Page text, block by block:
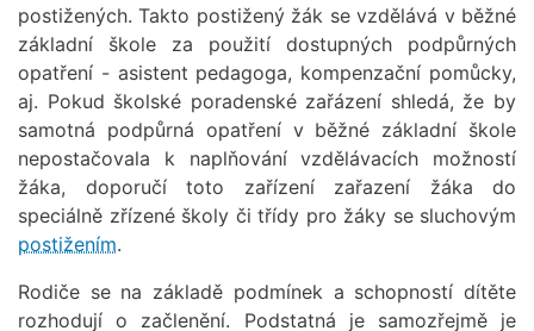
postižených. Takto postižený žák se vzdělává v běžné
základní škole za použití dostupných podpůrných
opatření - asistent pedagoga, kompenzační pomůcky,
aj. Pokud školské poradenské zařázení shledá, že by
samotná podpůrná opatření v běžné základní škole
nepostačovala k naplňování vzdělávacích možností
žáka, doporučí toto zařízení zařazení žáka do
speciálně zřízené školy či třídy pro žáky se sluchovým
postižením.
Rodiče se na základě podmínek a schopností dítěte
rozhodují o začlenění. Podstatná je samozřejmě je